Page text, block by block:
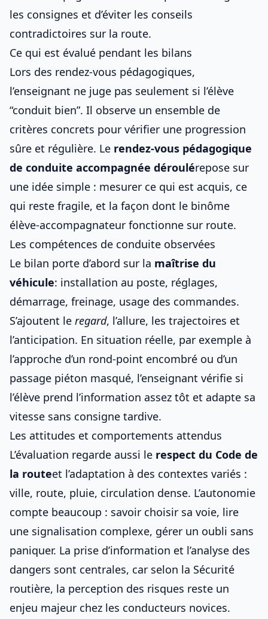
les consignes et d’éviter les conseils
contradictoires sur la route.
Ce qui est évalué pendant les bilans
Lors des rendez-vous pédagogiques,
l’enseignant ne juge pas seulement si l’élève
“conduit bien”. Il observe un ensemble de
critères concrets pour vérifier une progression
sûre et régulière. Le rendez-vous pédagogique
de conduite accompagnée déroulérepose sur
une idée simple : mesurer ce qui est acquis, ce
qui reste fragile, et la façon dont le binôme
élève-accompagnateur fonctionne sur route.
Les compétences de conduite observées
Le bilan porte d’abord sur la maîtrise du
véhicule: installation au poste, réglages,
démarrage, freinage, usage des commandes.
S’ajoutent le regard, l’allure, les trajectoires et
l’anticipation. En situation réelle, par exemple à
l’approche d’un rond-point encombré ou d’un
passage piéton masqué, l’enseignant vérifie si
l’élève prend l’information assez tôt et adapte sa
vitesse sans consigne tardive.
Les attitudes et comportements attendus
L’évaluation regarde aussi le respect du Code de
la routeet l’adaptation à des contextes variés :
ville, route, pluie, circulation dense. L’autonomie
compte beaucoup : savoir choisir sa voie, lire
une signalisation complexe, gérer un oubli sans
paniquer. La prise d’information et l’analyse des
dangers sont centrales, car selon la Sécurité
routière, la perception des risques reste un
enjeu majeur chez les conducteurs novices.